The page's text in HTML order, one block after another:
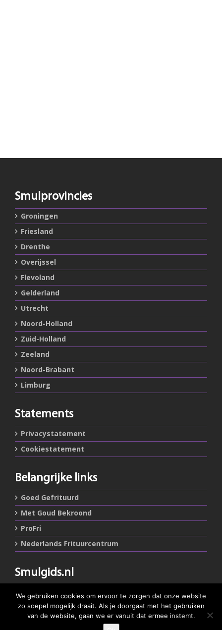
Smulprovincies
Groningen
Friesland
Drenthe
Overijssel
Flevoland
Gelderland
Utrecht
Noord-Holland
Zuid-Holland
Zeeland
Noord-Brabant
Limburg
Statements
Privacystatement
Cookiestatement
Belangrijke links
Goed Gefrituurd
Met Goud Bekroond
ProFri
Nederlands Frituurcentrum
Smulgids.nl
Blaarthemseweg 72
5502 JW Veldhoven
We gebruiken cookies om ervoor te zorgen dat onze website
zo soepel mogelijk draait. Als je doorgaat met het gebruiken
van de website, gaan we er vanuit dat ermee instemt.